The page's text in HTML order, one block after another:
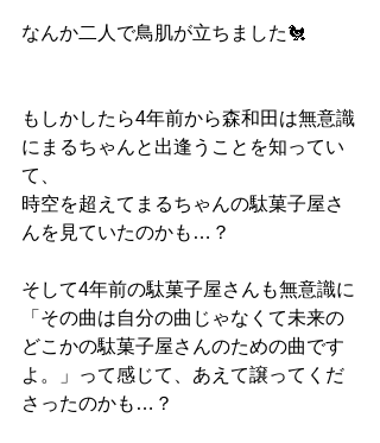
なんか二人で鳥肌が立ちました🐔
もしかしたら4年前から森和田は無意識
にまるちゃんと出逢うことを知ってい
て、
時空を超えてまるちゃんの駄菓子屋さ
んを見ていたのかも…？
そして4年前の駄菓子屋さんも無意識に
「その曲は自分の曲じゃなくて未来の
どこかの駄菓子屋さんのための曲です
よ。」って感じて、あえて譲ってくだ
さったのかも…？